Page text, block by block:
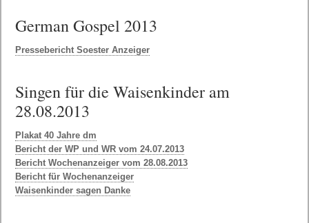
German Gospel 2013
Pressebericht Soester Anzeiger
Singen für die Waisenkinder am
28.08.2013
Plakat 40 Jahre dm
Bericht der WP und WR vom 24.07.2013
Bericht Wochenanzeiger vom 28.08.2013
Bericht für Wochenanzeiger
Waisenkinder sagen Danke